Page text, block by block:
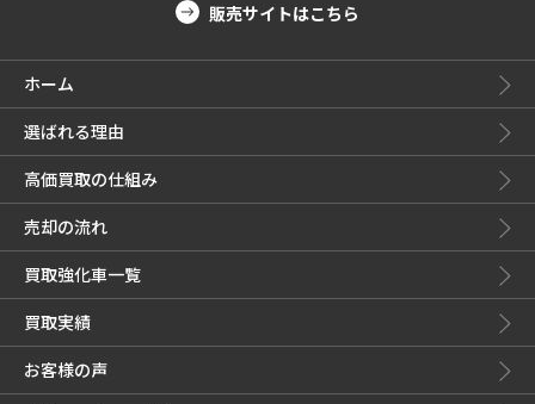
販売サイトはこちら
ホーム
選ばれる理由
高価買取の仕組み
売却の流れ
買取強化車一覧
買取実績
お客様の声